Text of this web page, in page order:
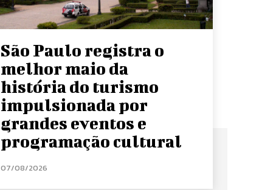
São Paulo registra o
melhor maio da
história do turismo
impulsionada por
grandes eventos e
programação cultural
07/08/2026